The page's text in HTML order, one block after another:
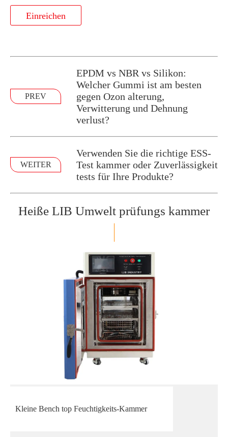
Einreichen
PREV
EPDM vs NBR vs Silikon:
Welcher Gummi ist am besten
gegen Ozon alterung,
Verwitterung und Dehnung
verlust?
WEITER
Verwenden Sie die richtige ESS-
Test kammer oder Zuverlässigkeit
tests für Ihre Produkte?
Heiße LIB Umwelt prüfungs kammer
Kleine Bench top Feuchtigkeits-Kammer